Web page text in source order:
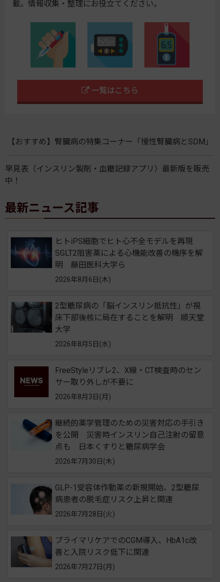
載。情報収集・整理にお役立てください。
一覧はこちら
【おすすめ】腎臓病の特集コーナー「慢性腎臓病とSDM」
早見表（インスリン製剤・血糖記録アプリ）最新版を販売
中！
最新ニュース記事
ヒトiPS細胞でヒト心不全モデルを再現
SGLT2阻害薬による心機能改善の機序を解
明 藤田医科大学ら
2026年8月6日(木)
2型糖尿病の「脳インスリン抵抗性」が視
床下部後核に局在することを解明 順天堂
大学
2026年8月5日(水)
FreeStyleリブレ2、X線・CT検査時のセン
サー取り外しが不要に
2026年8月3日(月)
継続的薬学管理のための災害対応の手引き
を公開 災害時インスリン自己注射の留意
点も 日本くすりと糖尿病学会
2026年7月30日(木)
GLP-1受容体作動薬の新規開始、2型糖尿
病患者の脱毛症リスク上昇と関連
2026年7月28日(火)
プライマリケアでのCGM導入、HbA1c改
善と入院リスク低下に関連
2026年7月27日(月)